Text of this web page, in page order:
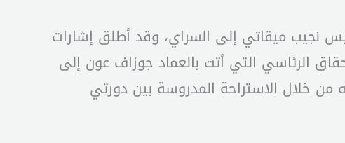
نجيب ميقاتي إلى السراي، وقد أطلق إشارات
الرئاسي التي أتت بالعماد جوزاف عون إلى
من خلال الاستراحة المدروسة بين دورتي